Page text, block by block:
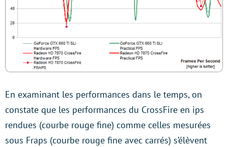
En examinant les performances dans le temps, on
constate que les performances du CrossFire en ips
rendues (courbe rouge fine) comme celles mesurées
sous Fraps (courbe rouge fine avec carrés) s’élèvent